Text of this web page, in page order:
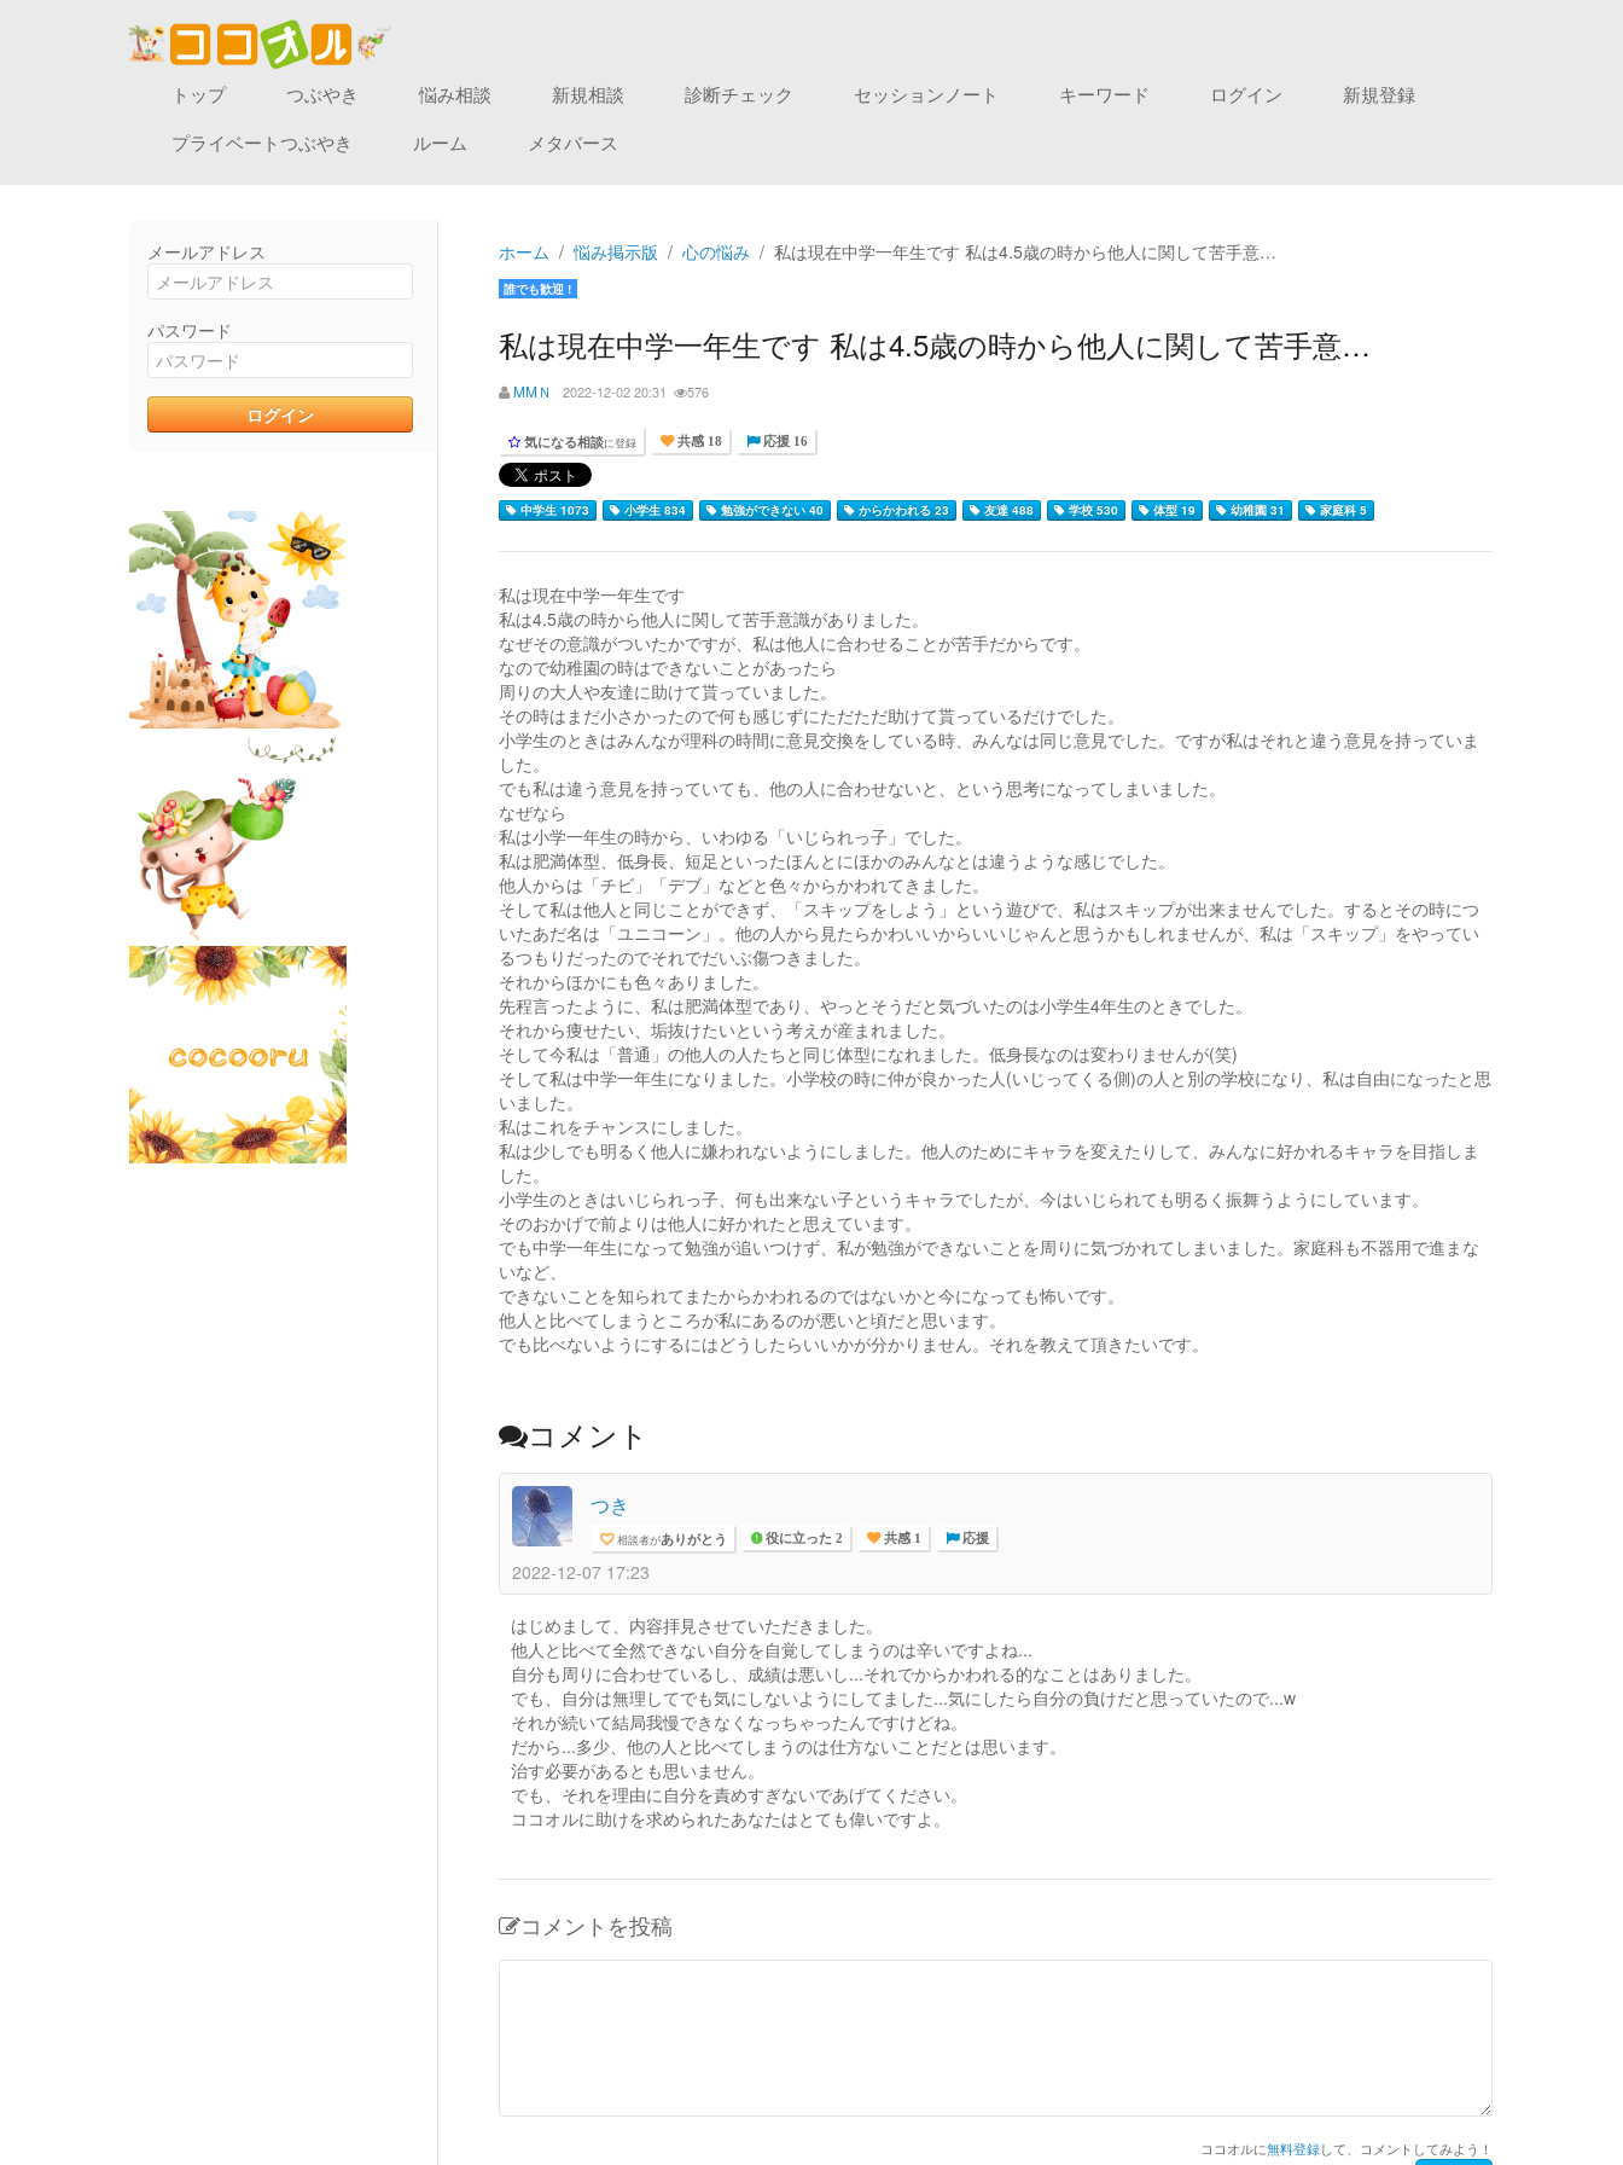
トップ つぶやき 悩み相談 新規相談 診断チェック セッションノート キーワード ログイン
新規登録
プライベートつぶやき
ルーム メタバース
メールアドレス
パスワード
ホーム 悩み掲示版 心の悩み 私は現在中学一年生です 私は4.5歳の時から他人に関して苦手意…
誰でも歓迎 !
私は現在中学一年生です 私は4.5歳の時から他人に関して苦手意…
MMＮ 2022-12-02 20:31 576
気になる相談に登録 共感 18 応援 16
中学生 1073 小学生 834 勉強ができない 40 からかわれる 23 友達 488 学校 530 体型 19 幼稚園 31 家庭科 5
私は現在中学一年生です
私は4.5歳の時から他人に関して苦手意識がありました。
なぜその意識がついたかですが、私は他人に合わせることが苦手だからです。
なので幼稚園の時はできないことがあったら
周りの大人や友達に助けて貰っていました。
その時はまだ小さかったので何も感じずにただただ助けて貰っているだけでした。
小学生のときはみんなが理科の時間に意見交換をしている時、みんなは同じ意見でした。ですが私はそれと違う意見を持っていま
した。
でも私は違う意見を持っていても、他の人に合わせないと、という思考になってしまいました。
なぜなら
私は小学一年生の時から、いわゆる「いじられっ子」でした。
私は肥満体型、低身長、短足といったほんとにほかのみんなとは違うような感じでした。
他人からは「チビ」「デブ」などと色々からかわれてきました。
そして私は他人と同じことができず、「スキップをしよう」という遊びで、私はスキップが出来ませんでした。するとその時につ
いたあだ名は「ユニコーン」。他の人から見たらかわいいからいいじゃんと思うかもしれませんが、私は「スキップ」をやってい
るつもりだったのでそれでだいぶ傷つきました。
それからほかにも色々ありました。
先程言ったように、私は肥満体型であり、やっとそうだと気づいたのは小学生4年生のときでした。
それから痩せたい、垢抜けたいという考えが産まれました。
そして今私は「普通」の他人の人たちと同じ体型になれました。低身長なのは変わりませんが(笑)
そして私は中学一年生になりました。小学校の時に仲が良かった人(いじってくる側)の人と別の学校になり、私は自由になったと思
いました。
私はこれをチャンスにしました。
私は少しでも明るく他人に嫌われないようにしました。他人のためにキャラを変えたりして、みんなに好かれるキャラを目指しま
した。
小学生のときはいじられっ子、何も出来ない子というキャラでしたが、今はいじられても明るく振舞うようにしています。
そのおかげで前よりは他人に好かれたと思えています。
でも中学一年生になって勉強が追いつけず、私が勉強ができないことを周りに気づかれてしまいました。家庭科も不器用で進まな
いなど、
できないことを知られてまたからかわれるのではないかと今になっても怖いです。
他人と比べてしまうところが私にあるのが悪いと頃だと思います。
でも比べないようにするにはどうしたらいいかが分かりません。それを教えて頂きたいです。
コメント
つき
相談者がありがとう 役に立った 2 共感 1 応援
2022-12-07 17:23
はじめまして、内容拝見させていただきました。
他人と比べて全然できない自分を自覚してしまうのは辛いですよね...
自分も周りに合わせているし、成績は悪いし...それでからかわれる的なことはありました。
でも、自分は無理してでも気にしないようにしてました...気にしたら自分の負けだと思っていたので...w
それが続いて結局我慢できなくなっちゃったんですけどね。
だから...多少、他の人と比べてしまうのは仕方ないことだとは思います。
治す必要があるとも思いません。
でも、それを理由に自分を責めすぎないであげてください。
ココオルに助けを求められたあなたはとても偉いですよ。
コメントを投稿
ココオルに無料登録して、コメントしてみよう！